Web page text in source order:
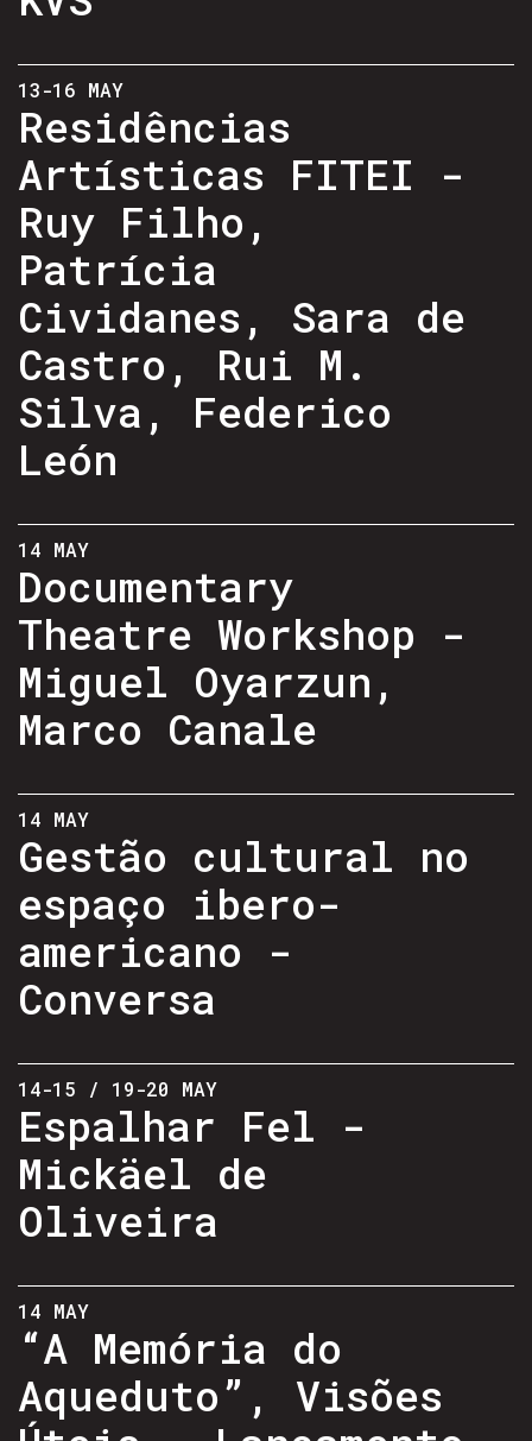
13-16 MAY
Residências
Artísticas FITEI -
Ruy Filho,
Patrícia
Cividanes, Sara de
Castro, Rui M.
Silva, Federico
León
14 MAY
Documentary
Theatre Workshop -
Miguel Oyarzun,
Marco Canale
14 MAY
Gestão cultural no
espaço ibero-
americano -
Conversa
14-15 / 19-20 MAY
Espalhar Fel -
Mickäel de
Oliveira
14 MAY
“A Memória do
Aqueduto”, Visões